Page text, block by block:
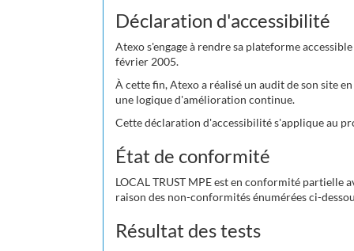
Déclaration d'accessibilité
Atexo s'engage à rendre sa plateforme
février 2005.
À cette fin, Atexo a réalisé un audit de son site
une logique d'amélioration continue.
Cette déclaration d'accessibilité s'applique au
État de conformité
LOCAL TRUST MPE est en conformité
raison des non-conformités énumérées ci-
Résultat des tests